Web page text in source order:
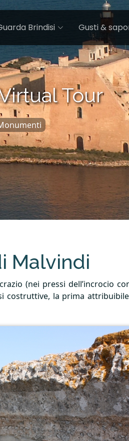
Brindisi Gusti &
Tour
Malvindi
(nei pressi dell’incrocio
la prima